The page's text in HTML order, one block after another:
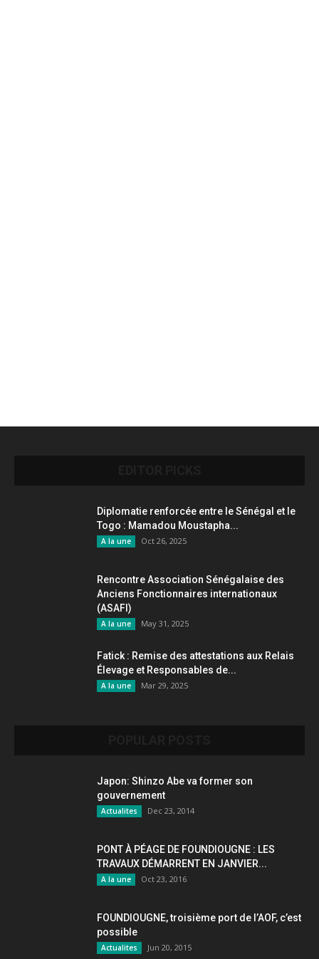
Diplomatie renforcée entre le Sénégal et le
Togo : Mamadou Moustapha...
A la une Oct 26, 2025
Rencontre Association Sénégalaise des
Anciens Fonctionnaires internationaux
(ASAFI)
A la une May 31, 2025
Fatick : Remise des attestations aux Relais
Élevage et Responsables de...
A la une Mar 29, 2025
Japon: Shinzo Abe va former son
gouvernement
Actualites Dec 23, 2014
PONT À PÉAGE DE FOUNDIOUGNE : LES
TRAVAUX DÉMARRENT EN JANVIER...
A la une Oct 23, 2016
FOUNDIOUGNE, troisième port de l’AOF, c’est
possible
Actualites Jun 20, 2015